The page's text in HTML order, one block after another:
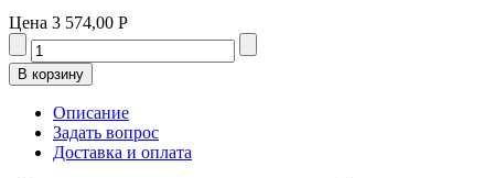
Цена 3 574,00 Р
Описание
Задать вопрос
Доставка и оплата